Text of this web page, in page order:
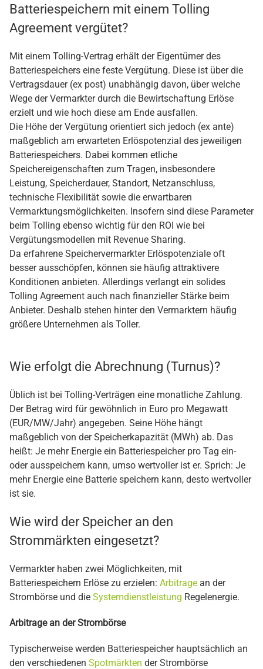
Batteriespeichern mit einem Tolling
Agreement vergütet?
Mit einem Tolling-Vertrag erhält der Eigentümer des
Batteriespeichers eine feste Vergütung. Diese ist über die
Vertragsdauer (ex post) unabhängig davon, über welche
Wege der Vermarkter durch die Bewirtschaftung Erlöse
erzielt und wie hoch diese am Ende ausfallen.
Die Höhe der Vergütung orientiert sich jedoch (ex ante)
maßgeblich am erwarteten Erlöspotenzial des jeweiligen
Batteriespeichers. Dabei kommen etliche
Speichereigenschaften zum Tragen, insbesondere
Leistung, Speicherdauer, Standort, Netzanschluss,
technische Flexibilität sowie die erwartbaren
Vermarktungsmöglichkeiten. Insofern sind diese Parameter
beim Tolling ebenso wichtig für den ROI wie bei
Vergütungsmodellen mit Revenue Sharing.
Da erfahrene Speichervermarkter Erlöspotenziale oft
besser ausschöpfen, können sie häufig attraktivere
Konditionen anbieten. Allerdings verlangt ein solides
Tolling Agreement auch nach finanzieller Stärke beim
Anbieter. Deshalb stehen hinter den Vermarktern häufig
größere Unternehmen als Toller.
Wie erfolgt die Abrechnung (Turnus)?
Üblich ist bei Tolling-Verträgen eine monatliche Zahlung.
Der Betrag wird für gewöhnlich in Euro pro Megawatt
(EUR/MW/Jahr) angegeben. Seine Höhe hängt
maßgeblich von der Speicherkapazität (MWh) ab. Das
heißt: Je mehr Energie ein Batteriespeicher pro Tag ein-
oder ausspeichern kann, umso wertvoller ist er. Sprich: Je
mehr Energie eine Batterie speichern kann, desto wertvoller
ist sie.
Wie wird der Speicher an den
Strommärkten eingesetzt?
Vermarkter haben zwei Möglichkeiten, mit
Batteriespeichern Erlöse zu erzielen: Arbitrage an der
Strombörse und die Systemdienstleistung Regelenergie.
Arbitrage an der Strombörse
Typischerweise werden Batteriespeicher hauptsächlich an
den verschiedenen Spotmärkten der Strombörse